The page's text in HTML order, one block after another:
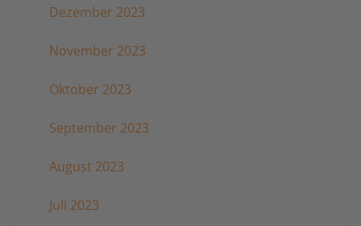
Dezember 2023
November 2023
Oktober 2023
September 2023
August 2023
Juli 2023